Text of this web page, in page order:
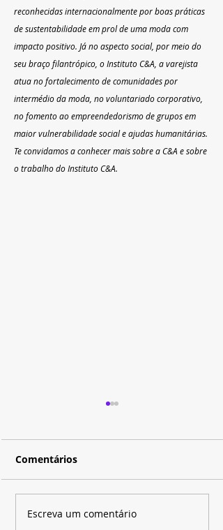
reconhecidas internacionalmente por boas práticas
de sustentabilidade em prol de uma moda com
impacto positivo. Já no aspecto social, por meio do
seu braço filantrópico, o Instituto C&A, a varejista
atua no fortalecimento de comunidades por
intermédio da moda, no voluntariado corporativo,
no fomento ao empreendedorismo de grupos em
maior vulnerabilidade social e ajudas humanitárias.
Te convidamos a conhecer mais sobre a C&A e sobre
o trabalho do Instituto C&A.
Disney+ e SBT apostam
Comentários
Escreva um comentário